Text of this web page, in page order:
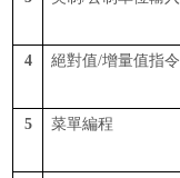
4 絕對值/增量值指令
5 菜單編程